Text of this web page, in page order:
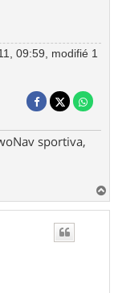
09:59, modifié 1
sportiva,
a